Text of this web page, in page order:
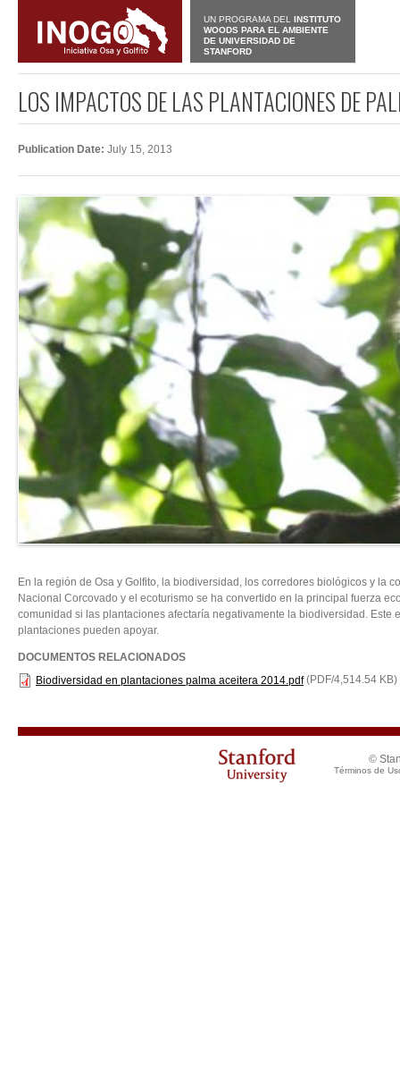
UN PROGRAMA DEL INSTITUTO
WOODS PARA EL AMBIENTE
DE UNIVERSIDAD DE
STANFORD
LOS IMPACTOS DE LAS PLANTACIONES DE
Publication Date: July 15, 2013
En la región de Osa y Golfito, la biodiversidad, los corredores biológicos y la
Nacional Corcovado y el ecoturismo se ha convertido en la principal fuerza
comunidad si las plantaciones afectaría negativamente la biodiversidad.
plantaciones pueden apoyar.
DOCUMENTOS RELACIONADOS
Biodiversidad en plantaciones palma aceitera 2014.pdf(PDF/4,514.54 KB)
©
Términos de